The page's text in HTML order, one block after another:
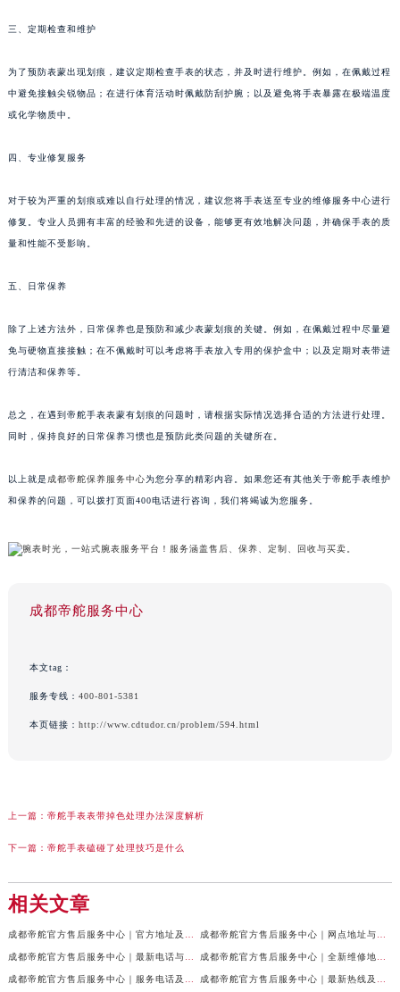
三、定期检查和维护
为了预防表蒙出现划痕，建议定期检查手表的状态，并及时进行维护。例如，在佩戴过程
中避免接触尖锐物品；在进行体育活动时佩戴防刮护腕；以及避免将手表暴露在极端温度
或化学物质中。
四、专业修复服务
对于较为严重的划痕或难以自行处理的情况，建议您将手表送至专业的维修服务中心进行
修复。专业人员拥有丰富的经验和先进的设备，能够更有效地解决问题，并确保手表的质
量和性能不受影响。
五、日常保养
除了上述方法外，日常保养也是预防和减少表蒙划痕的关键。例如，在佩戴过程中尽量避
免与硬物直接接触；在不佩戴时可以考虑将手表放入专用的保护盒中；以及定期对表带进
行清洁和保养等。
总之，在遇到帝舵手表表蒙有划痕的问题时，请根据实际情况选择合适的方法进行处理。
同时，保持良好的日常保养习惯也是预防此类问题的关键所在。
以上就是 成都帝舵保养服务中心为您分享的精彩内容。如果您还有其他关于帝舵手表维护
和保养的问题，可以拨打页面400电话进行咨询，我们将竭诚为您服务。
成都帝舵服务中心
本文tag：
服务专线： 400-801-5381
本页链接： http://www.cdtudor.cn/problem/594.html
上一篇： 帝舵手表表带掉色处理办法深度解析
下一篇： 帝舵手表磕碰了处理技巧是什么
相关文章